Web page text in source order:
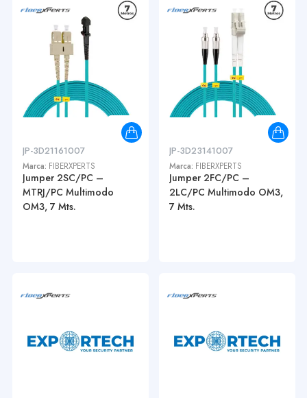
JP-3D21161007
Marca: FIBERXPERTS
Jumper 2SC/PC –
MTRJ/PC Multimodo
OM3, 7 Mts.
JP-3D23141007
Marca: FIBERXPERTS
Jumper 2FC/PC –
2LC/PC Multimodo OM3,
7 Mts.